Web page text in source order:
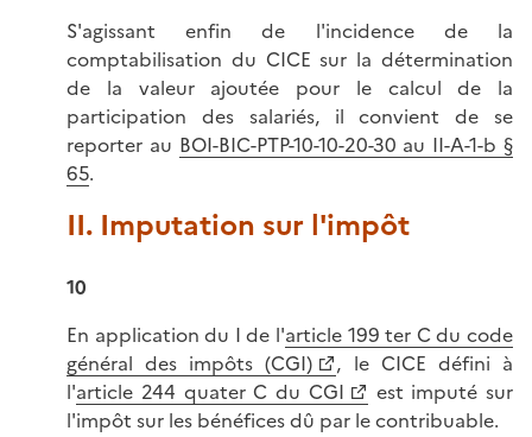
S'agissant enfin de l'incidence de la
comptabilisation du CICE sur la détermination
de la valeur ajoutée pour le calcul de la
participation des salariés, il convient de se
reporter au BOI-BIC-PTP-10-10-20-30 au II-A-1-b §
65.
II. Imputation sur l'impôt
10
En application du I de l'article 199 ter C du code
général des impôts (CGI)
, le CICE défini à
l'article 244 quater C du CGI
est imputé sur
l'impôt sur les bénéfices dû par le contribuable.